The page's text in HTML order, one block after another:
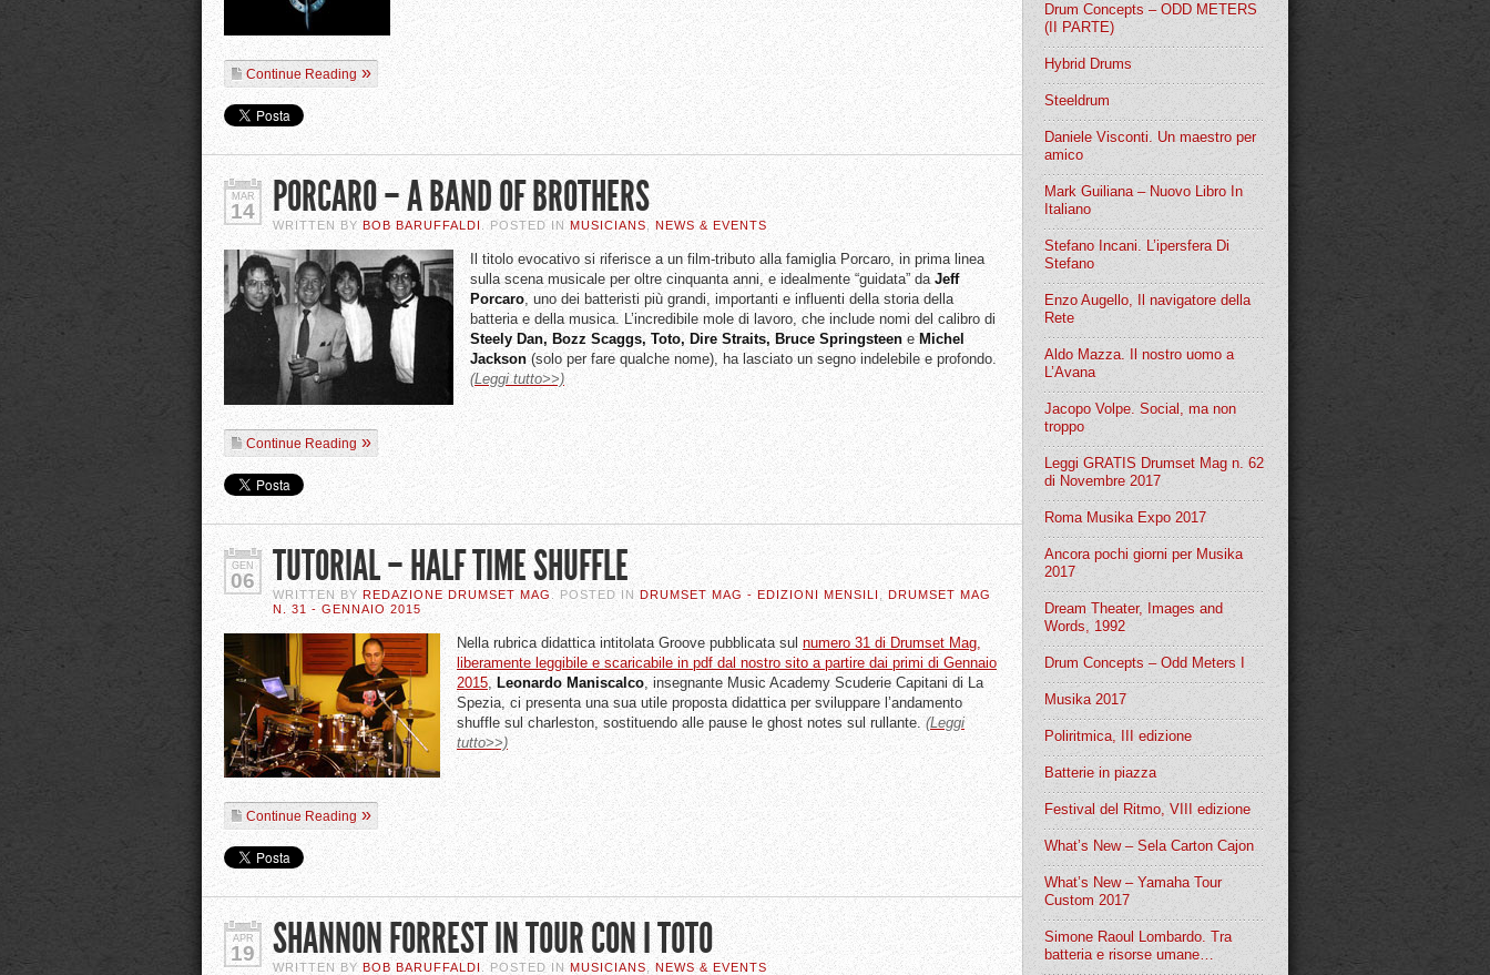
Continue Reading
MAR
14 PORCARO – A BAND OF BROTHERS
WRITTEN BY BOB BARUFFALDI . POSTED IN MUSICIANS NEWS & EVENTS
Il titolo evocativo si riferisce a un film-tributo alla famiglia Porcaro, in prima linea
sulla scena musicale per oltre cinquanta anni, e idealmente “guidata” daJeff
Porcaro, uno dei batteristi più grandi, importanti e influenti della storia della
batteria e della musica. L’incredibile mole di lavoro, che include nomi del calibro di
Steely Dan, Bozz Scaggs, Toto, Dire Straits, Bruce Springsteen eMichel
Jackson(solo per fare qualche nome), ha lasciato un segno indelebile e profondo.
(Leggi tutto>>)
Continue Reading
GEN
06 TUTORIAL – HALF TIME SHUFFLE
WRITTEN BY REDAZIONE DRUMSET MAG. POSTED INDRUMSET MAG - EDIZIONI MENSILI, DRUMSET MAG
N. 31 - GENNAIO 2015
Nella rubrica didattica intitolata Groove pubblicata sul numero 31 di Drumset Mag,
liberamente leggibile e scaricabile in pdf dal nostro sito a partire dai primi di Gennaio
2015, Leonardo Maniscalco, insegnante Music Academy Scuderie Capitani di La
Spezia, ci presenta una sua utile proposta didattica per sviluppare l’andamento
shuffle sul charleston, sostituendo alle pause le ghost notes sul rullante.(Leggi
tutto>>)
Continue Reading
APR
19 SHANNON FORREST IN TOUR CON I TOTO
WRITTEN BY BOB BARUFFALDI . POSTED INMUSICIANS,NEWS & EVENTS
Drum Concepts – ODD METERS
(II PARTE)
Hybrid Drums
Steeldrum
Daniele Visconti. Un maestro per
amico
Mark Guiliana – Nuovo Libro In
Italiano
Stefano Incani. L’ipersfera Di
Stefano
Enzo Augello, Il navigatore della
Rete
Aldo Mazza. Il nostro uomo a
L’Avana
Jacopo Volpe. Social, ma non
troppo
Leggi GRATIS Drumset Mag n. 62
di Novembre 2017
Roma Musika Expo 2017
Ancora pochi giorni per Musika
2017
Dream Theater, Images and
Words, 1992
Drum Concepts – Odd Meters I
Musika 2017
Poliritmica, III edizione
Batterie in piazza
Festival del Ritmo, VIII edizione
What’s New – Sela Carton Cajon
What’s New – Yamaha Tour
Custom 2017
Simone Raoul Lombardo. Tra
batteria e risorse umane…